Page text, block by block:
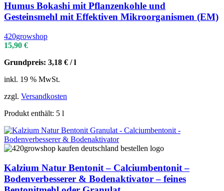
Humus Bokashi mit Pflanzenkohle und
Gesteinsmehl mit Effektiven Mikroorganismen (EM)
420growshop
15,90 €
Grundpreis: 3,18 € /l
inkl. 19 % MwSt.
zzgl. Versandkosten
Produkt enthält: 5 l
Kalzium Natur Bentonit – Calciumbentonit –
Bodenverbesserer & Bodenaktivator – feines